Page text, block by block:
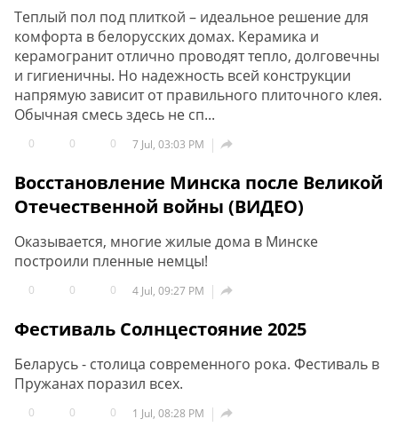
Теплый пол под плиткой – идеальное решение для
комфорта в белорусских домах. Керамика и
керамогранит отлично проводят тепло, долговечны
и гигиеничны. Но надежность всей конструкции
напрямую зависит от правильного плиточного клея.
Обычная смесь здесь не сп...
0 0 0 7 Jul, 03:03 PM 
Восстановление Минска после Великой
Отечественной войны (ВИДЕО)
Оказывается, многие жилые дома в Минске
построили пленные немцы!
0 0 0 4 Jul, 09:27 PM 
Фестиваль Солнцестояние 2025
Беларусь - столица современного рока. Фестиваль в
Пружанах поразил всех.
0 0 0 1 Jul, 08:28 PM 